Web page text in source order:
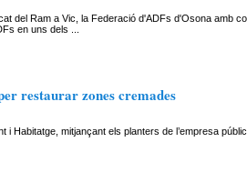
del Ram a Vic, la Federació d'ADFs d'Osona amb
en uns dels ...
restaurar zones cremades
i Habitatge, mitjançant els planters de l’empresa